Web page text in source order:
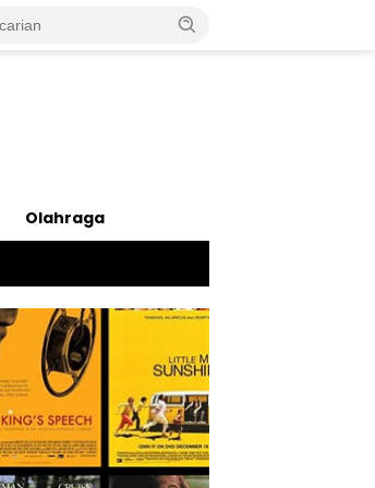
Olahraga